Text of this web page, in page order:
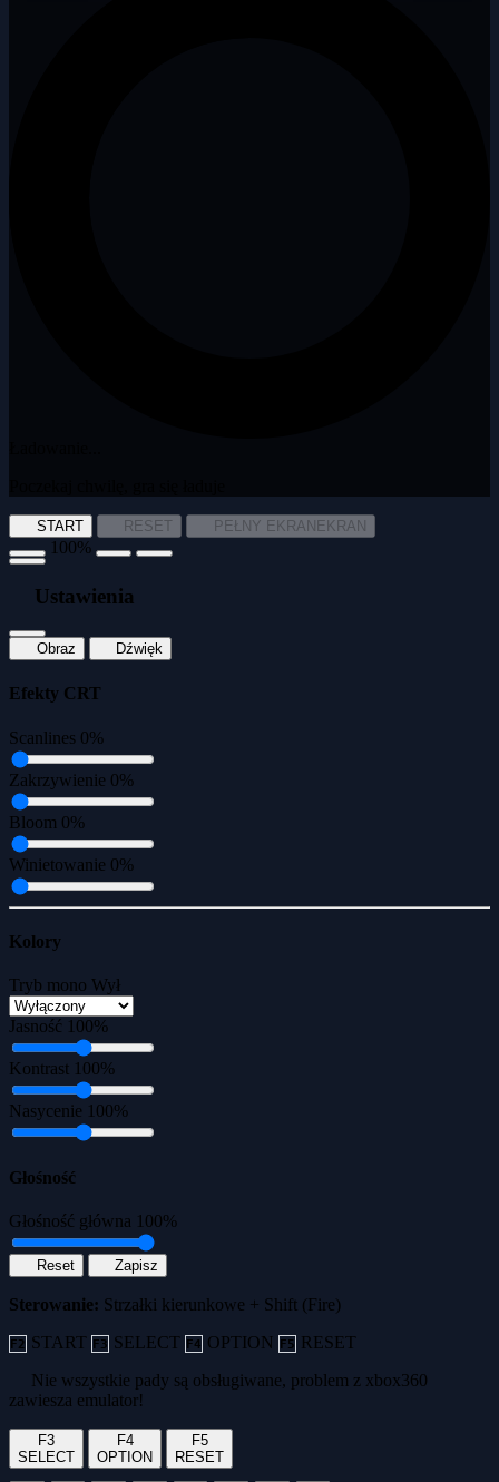
START RESET PEŁNY EKRAN EKRAN
100%
Ustawienia
Obraz Dźwięk
Efekty CRT
Scanlines 0%
Zakrzywienie 0%
Bloom 0%
Winietowanie 0%
Kolory
Tryb mono Wył
Jasność 100%
Kontrast 100%
Nasycenie 100%
Głośność
Głośność główna 100%
Reset Zapisz
Sterowanie: Strzałki kierunkowe + Shift (Fire)
F2 START F3 SELECT F4 OPTION F5 RESET
Nie wszystkie pady są obsługiwane, problem z xbox360
zawiesza emulator!
F3
SELECT
F4
OPTION
F5
RESET